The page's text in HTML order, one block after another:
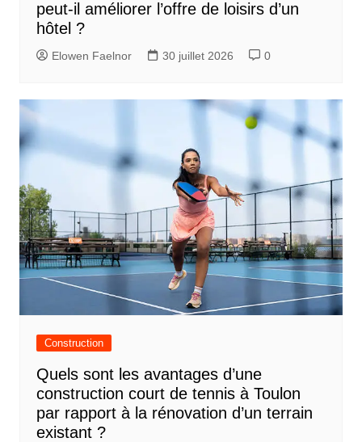
peut-il améliorer l’offre de loisirs d’un
hôtel ?
Elowen Faelnor 30 juillet 2026 0
Construction
Quels sont les avantages d’une
construction court de tennis à Toulon
par rapport à la rénovation d’un terrain
existant ?